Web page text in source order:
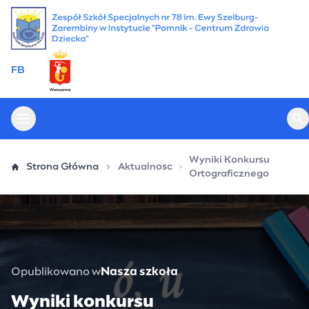
Przejdź
treści
FB
Otwórz menu główne
Strona Główna Aktualnosc
Wyniki Konkursu
Ortograficznego
Opublikowano wNasza szkoła
Wyniki konkursu